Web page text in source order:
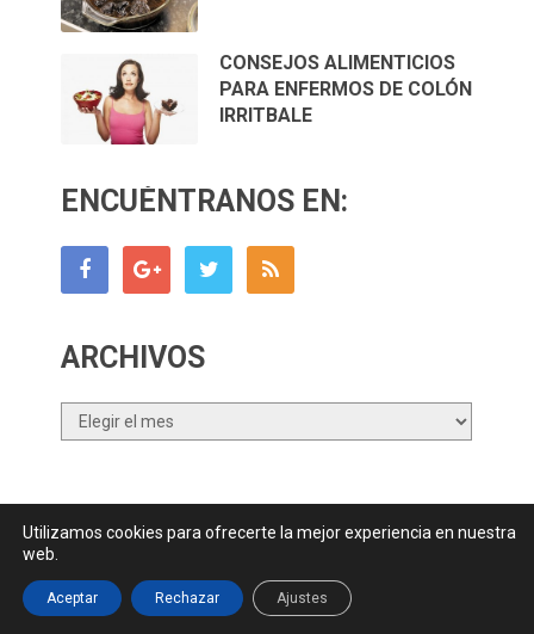
CONSEJOS ALIMENTICIOS
PARA ENFERMOS DE COLÓN
IRRITBALE
ENCUÉNTRANOS EN:
ARCHIVOS
Archivos
Contactar|| Datos Legales y Privacidady
Utilizamos cookies para ofrecerte la mejor experiencia en nuestra
web.
Aceptar Rechazar Ajustes